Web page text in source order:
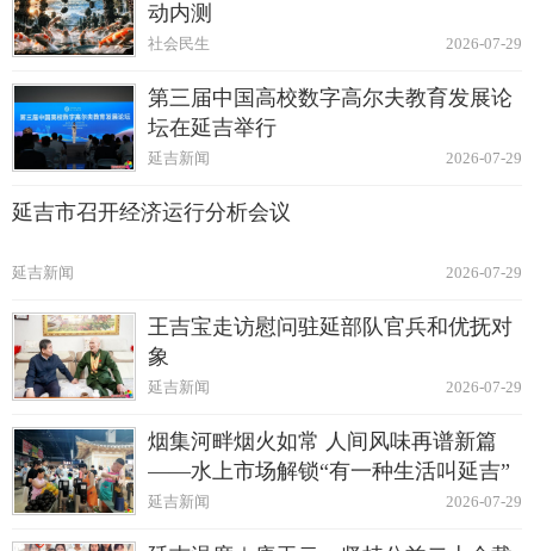
动内测
2026-07-29
社会民生
第三届中国高校数字高尔夫教育发展论
坛在延吉举行
2026-07-29
延吉新闻
延吉市召开经济运行分析会议
2026-07-29
延吉新闻
王吉宝走访慰问驻延部队官兵和优抚对
象
2026-07-29
延吉新闻
烟集河畔烟火如常 人间风味再谱新篇
——水上市场解锁“有一种生活叫延吉”
2026-07-29
延吉新闻